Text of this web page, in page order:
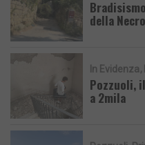
della
In Evidenza
Pozzuoli,
a 2mila